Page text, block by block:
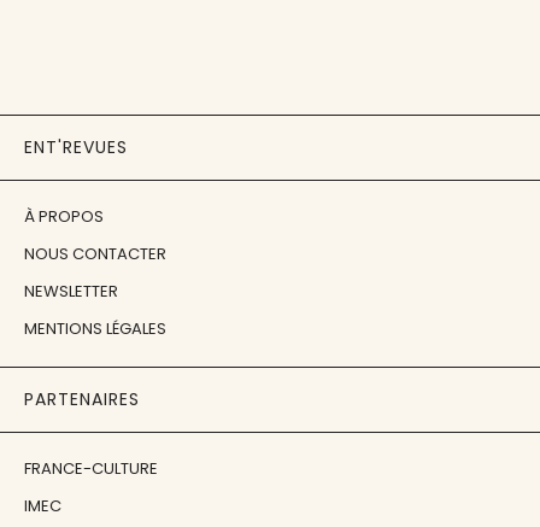
ENT'REVUES
À PROPOS
NOUS CONTACTER
NEWSLETTER
MENTIONS LÉGALES
PARTENAIRES
FRANCE-CULTURE
IMEC